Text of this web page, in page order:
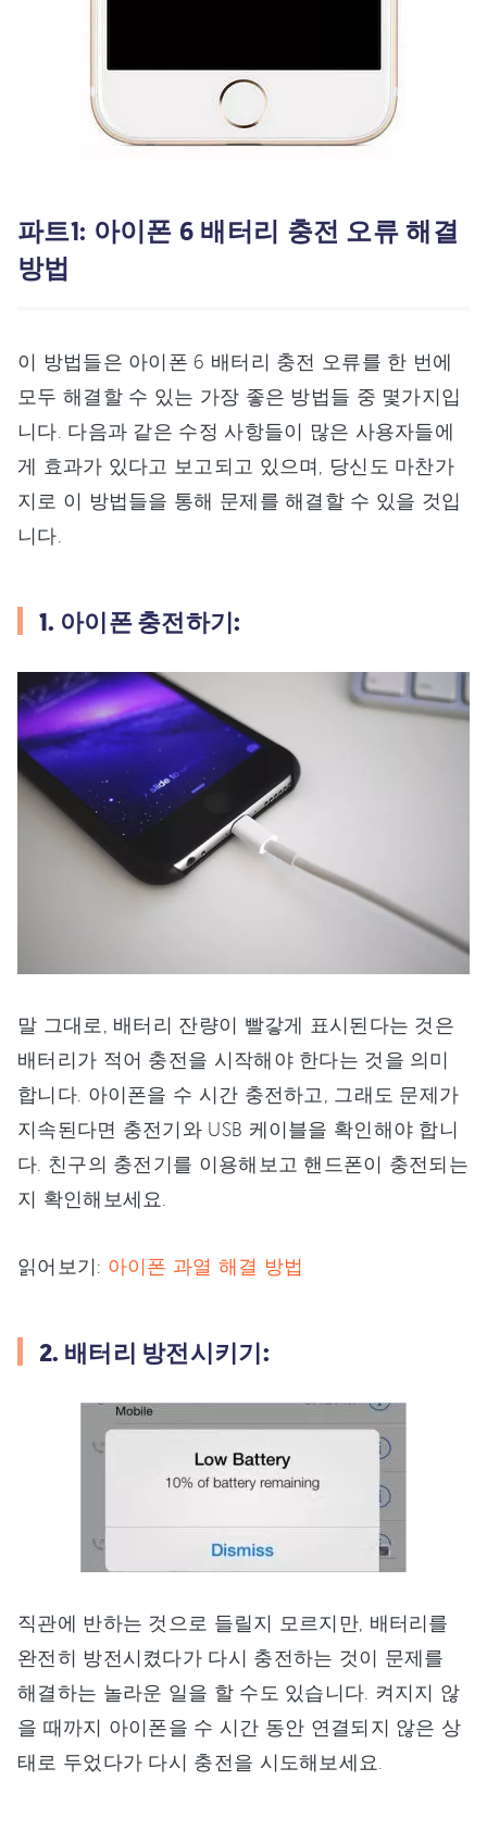
파트1: 아이폰 6 배터리 충전 오류 해결
방법
이 방법들은 아이폰 6 배터리 충전 오류를 한 번에
모두 해결할 수 있는 가장 좋은 방법들 중 몇가지입
니다. 다음과 같은 수정 사항들이 많은 사용자들에
게 효과가 있다고 보고되고 있으며, 당신도 마찬가
지로 이 방법들을 통해 문제를 해결할 수 있을 것입
니다.
1. 아이폰 충전하기:
말 그대로, 배터리 잔량이 빨갛게 표시된다는 것은
배터리가 적어 충전을 시작해야 한다는 것을 의미
합니다. 아이폰을 수 시간 충전하고, 그래도 문제가
지속된다면 충전기와 USB 케이블을 확인해야 합니
다. 친구의 충전기를 이용해보고 핸드폰이 충전되는
지 확인해보세요.
읽어보기: 아이폰 과열 해결 방법
2. 배터리 방전시키기:
직관에 반하는 것으로 들릴지 모르지만, 배터리를
완전히 방전시켰다가 다시 충전하는 것이 문제를
해결하는 놀라운 일을 할 수도 있습니다. 켜지지 않
을 때까지 아이폰을 수 시간 동안 연결되지 않은 상
태로 두었다가 다시 충전을 시도해보세요.